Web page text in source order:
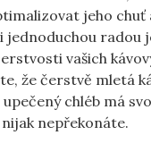
jeho chuť
jednoduchou radou
vašich
že čerstvě mletá
chléb má
nepřekonáte.